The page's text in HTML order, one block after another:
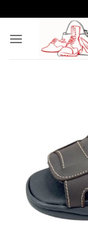
al
contenido